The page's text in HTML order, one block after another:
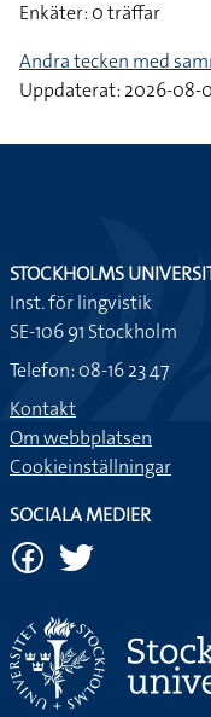
Enkäter: 0 träffar
Andra tecken med
Uppdaterat: 2026-08-
STOCKHOLMS
Inst. för lingvistik
SE-106 91 Stockholm
Telefon: 08-16 23 47
Kontakt
Om webbplatsen
Cookieinställningar
SOCIALA MEDIER